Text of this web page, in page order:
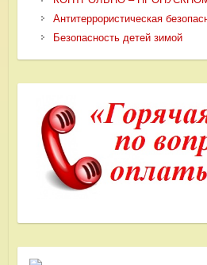
Антитеррористическая
Безопасность детей зимой